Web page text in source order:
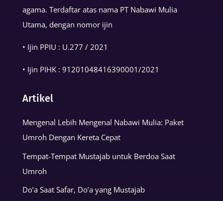
agama. Terdaftar atas nama PT Nabawi Mulia
Utama, dengan nomor ijin
• Ijin PPIU : U.277 / 2021
• Ijin PIHK : 91201048416390001/2021
Artikel
Mengenal Lebih Mengenal Nabawi Mulia: Paket
Umroh Dengan Kereta Cepat
Tempat-Tempat Mustajab untuk Berdoa Saat
Umroh
Do’a Saat Safar, Do’a yang Mustajab